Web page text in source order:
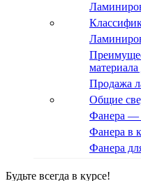
Продажа
Общие
Фанера —
Фанера в
Фанера
Будьте всегда в курсе!